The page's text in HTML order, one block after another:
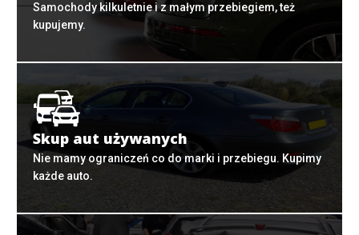
Samochody kilkuletnie i z małym przebiegiem, też
kupujemy.
Skup aut używanych
Nie mamy ograniczeń co do marki i przebiegu. Kupimy
każde auto.